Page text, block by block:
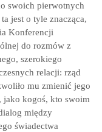
swoich pierwotnych
jest o tyle znacząca,
Konferencji
do rozmów z
szerokiego
relacji: rząd
mu zmienić jego
jako kogoś, kto swoim
między
świadectwa